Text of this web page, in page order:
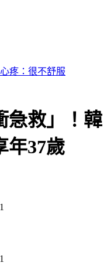
類人」最危險
急救」！韓
37歲